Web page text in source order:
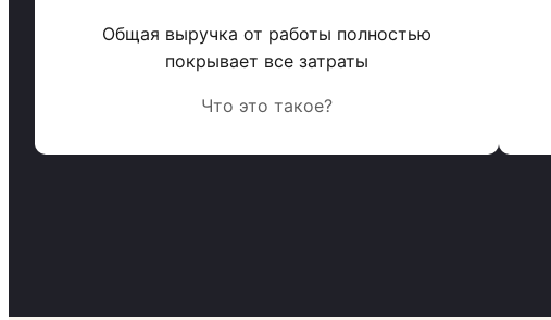
Общая выручка от работы полностью
покрывает все затраты
Что это такое?